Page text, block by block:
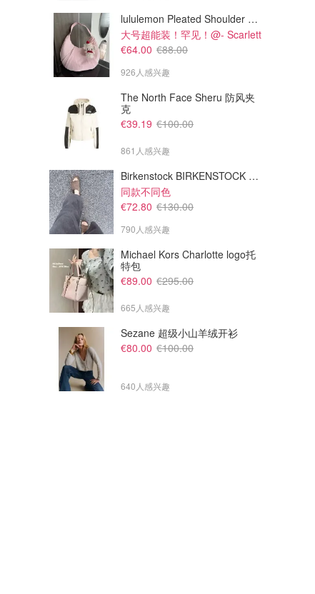
€143.00 €32.50
霜50ml
Kiehl´s
lululemon Pleated Shoulder Bag 10L 单肩包
大号超能装！罕见！@- Scarlett
€64.00 €88.00
926人感兴趣
The North Face Sheru 防风夹
克
€39.19 €100.00
861人感兴趣
Birkenstock BIRKENSTOCK Solana 麂皮皮革凉拖
同款不同色
€72.80 €130.00
790人感兴趣
Michael Kors Charlotte logo托
特包
€89.00 €295.00
665人感兴趣
Sezane 超级小山羊绒开衫
€80.00 €100.00
640人感兴趣